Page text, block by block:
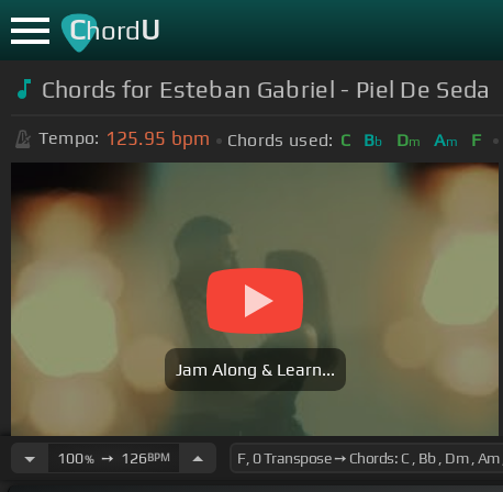
ChordU
Chords for Esteban Gabriel - Piel De Seda
Tempo: 125.95 bpm Chords used: C Bb Dm Am F
Jam Along & Learn...
100%➙ 126BPM